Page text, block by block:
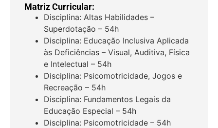
Matriz Curricular:
Disciplina: Altas Habilidades –
Superdotação – 54h
Disciplina: Educação Inclusiva Aplicada
às Deficiências – Visual, Auditiva, Física
e Intelectual – 54h
Disciplina: Psicomotricidade, Jogos e
Recreação – 54h
Disciplina: Fundamentos Legais da
Educação Especial – 54h
Disciplina: Psicomotricidade – 54h